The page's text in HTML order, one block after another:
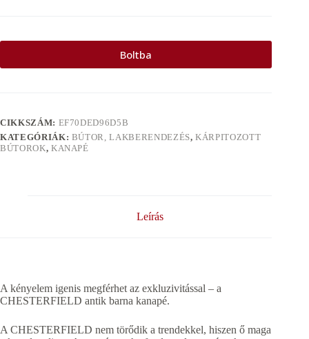
Boltba
CIKKSZÁM: EF70DED96D5B
KATEGÓRIÁK: BÚTOR, LAKBERENDEZÉS,KÁRPITOZOTT
BÚTOROK, KANAPÉ
Leírás
A kényelem igenis megférhet az exkluzivitással – a
CHESTERFIELD antik barna kanapé.
A CHESTERFIELD nem törődik a trendekkel, hiszen ő maga